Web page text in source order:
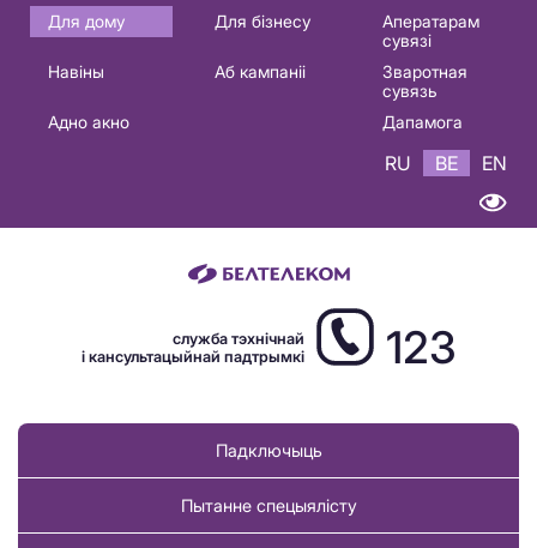
Основная
навигация
Для дому Для бізнесу
Аператарам
сувязі
Навіны
Аб кампаніі
Зваротная
сувязь
Адно акно
Дапамога
RU BE EN
служба тэхнічнай
і кансультацыйнай падтрымкі
123
Падключыць
Пытанне спецыялісту